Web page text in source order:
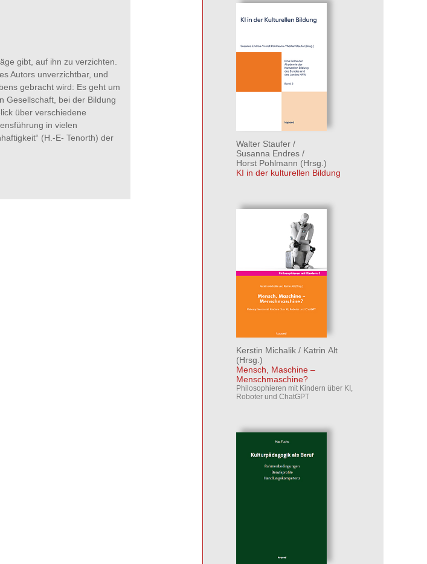
gibt, auf ihn zu verzichten.
Autors unverzichtbar, und
gebracht wird: Es geht um
Gesellschaft, bei der Bildung
über verschiedene
in vielen
(H.-E- Tenorth) der
Walter Staufer /
Susanna Endres /
Horst Pohlmann (Hrsg.)
KI in der kulturellen Bildung
Kerstin Michalik / Katrin Alt
(Hrsg.)
Mensch, Maschine –
Menschmaschine?
Philosophieren mit Kindern über KI,
Roboter und ChatGPT